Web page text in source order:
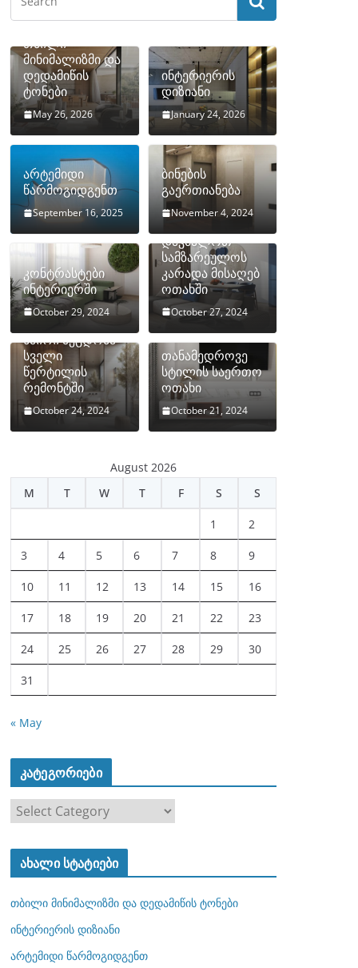
თბილი
მინიმალიზმი და
დედამიწის
ტონები
May 26, 2026
ინტერიერის
დიზიანი
January 24, 2026
არტემიდი
წარმოგიდგენთ
September 16, 2025
ბინების
გაერთიანება
November 4, 2024
კონტრასტები
ინტერიერში
October 29, 2024
როგორ
დავმალოთ
სამზარეულოს
კარადა მისაღებ
ოთახში
October 27, 2024
ხშირი შეცდომა
სველი
წერტილის
რემონტში
October 24, 2024
თანამედროვე
სტილის საერთო
ოთახი
October 21, 2024
August 2026
M
T W T F S S
1 2
3 4 5 6 7 8 9
10 11 12 13 14 15 16
17 18 19 20 21 22 23
24 25 26 27 28 29 30
31
« May
კატეგორიები
ტ
ო
რ
ახალი სტატიები
თბილი მინიმალიზმი და დედამიწის ტონები
ინტერიერის დიზიანი
არტემიდი წარმოგიდგენთ